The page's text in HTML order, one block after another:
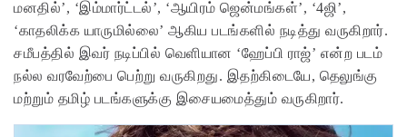
மனதில்’, ‘இம்மார்ட்டல்’, ‘ஆயிரம் ஜென்மங்கள்’, ‘4ஜி’,
‘காதலிக்க யாருமில்லை’ ஆகிய படங்களில் நடித்து வருகிறார்.
சமீபத்தில் இவர் நடிப்பில் வெளியான ‘ஹேப்பி ராஜ்’ என்ற படம்
நல்ல வரவேற்பை பெற்று வருகிறது. இதற்கிடையே, தெலுங்கு
மற்றும் தமிழ் படங்களுக்கு இசையமைத்தும் வருகிறார்.